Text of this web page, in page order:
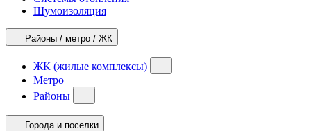
Шумоизоляция
Районы / метро / ЖК
ЖК (жилые комплексы)
Метро
Районы
Города и поселки